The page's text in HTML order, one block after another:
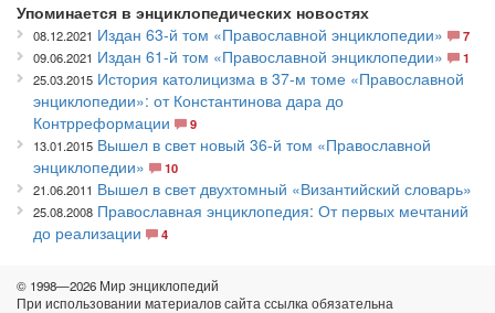
Упоминается в энциклопедических новостях
08.12.2021 Издан 63-й том «Православной энциклопедии»
7
09.06.2021 Издан 61-й том «Православной энциклопедии»
1
25.03.2015 История католицизма в 37-м томе «Православной
энциклопедии»: от Константинова дара до
Контрреформации
9
13.01.2015 Вышел в свет новый 36-й том «Православной
энциклопедии»
10
21.06.2011 Вышел в свет двухтомный «Византийский словарь»
25.08.2008 Православная энциклопедия: От первых мечтаний
до реализации
4
© 1998—2026 Мир энциклопедий
При использовании материалов сайта ссылка обязательна